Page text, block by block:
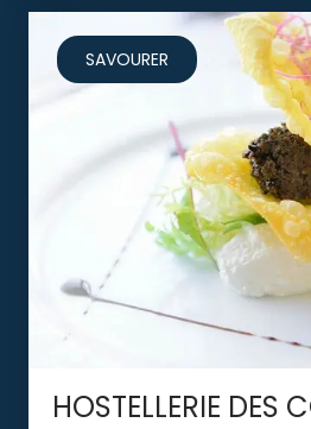
SAVOURER
HOSTELLERIE DES